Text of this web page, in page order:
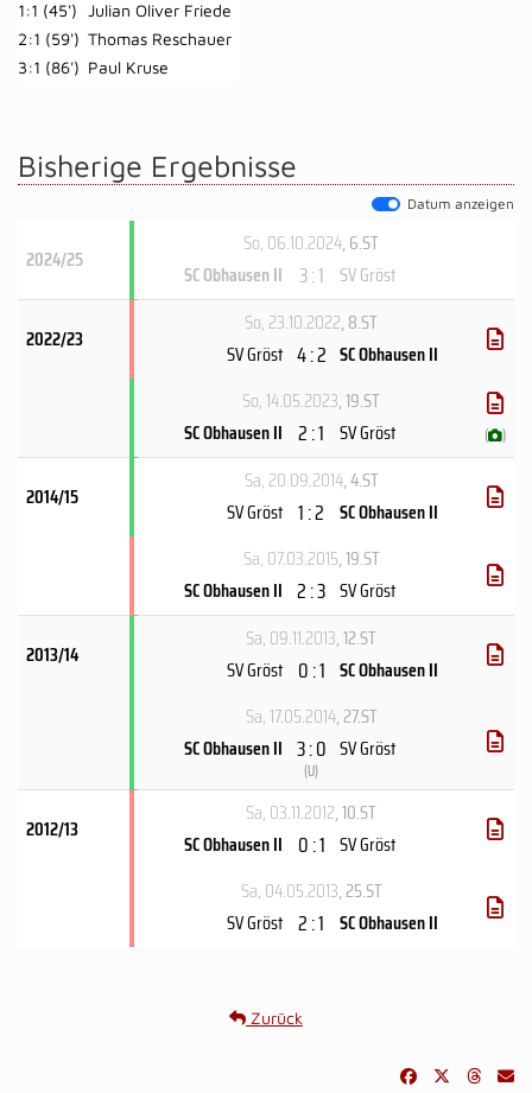
1:1 (45') Julian Oliver Friede
2:1 (59') Thomas Reschauer
3:1 (86') Paul Kruse
Bisherige Ergebnisse
Datum anzeigen
2024/25
So, 06.10.2024, 6.ST
SC Obhausen II 3 : 1 SV Gröst
2022/23
So, 23.10.2022, 8.ST
SV Gröst 4 : 2 SC Obhausen II
So, 14.05.2023, 19.ST
SC Obhausen II 2 : 1 SV Gröst ( )
2014/15
Sa, 20.09.2014, 4.ST
SV Gröst 1 : 2 SC Obhausen II
Sa, 07.03.2015, 19.ST
SC Obhausen II 2 : 3 SV Gröst
2013/14
Sa, 09.11.2013, 12.ST
SV Gröst 0 : 1 SC Obhausen II
Sa, 17.05.2014, 27.ST
SC Obhausen II 3 : 0
(U)
SV Gröst
2012/13
Sa, 03.11.2012, 10.ST
SC Obhausen II 0 : 1 SV Gröst
Sa, 04.05.2013, 25.ST
SV Gröst 2 : 1 SC Obhausen II
Zurück